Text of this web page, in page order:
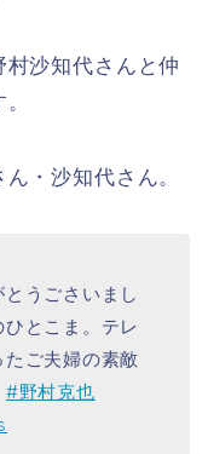
沙知代さんと仲
・沙知代さん。
うごさいまし
とこま。テレ
ご夫婦の素敵
#野村克也